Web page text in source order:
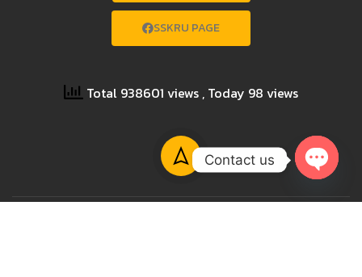
SSKRU PAGE
Total 938601 views , Today 98 views
Contact us